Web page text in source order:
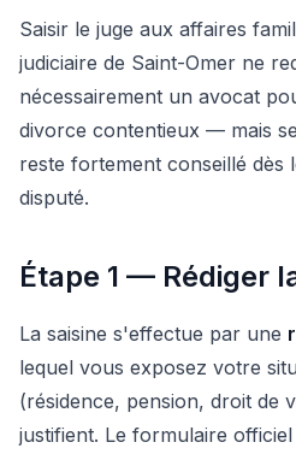
Saisir le juge aux affaires
judiciaire de Saint-Omer ne
nécessairement un avocat
divorce contentieux — mais
reste fortement conseillé dès
disputé.
Étape 1 — Rédiger
La saisine s'effectue par une
lequel vous exposez votre
(résidence, pension, droit de
justifient. Le formulaire officiel